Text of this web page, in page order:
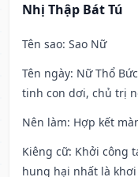
Nhị Thập Bát Tú
Tên sao: Sao Nữ
Tên ngày: Nữ Thổ
tinh con dơi, chủ trị
Nên làm: Hợp kết
Kiêng cữ: Khởi công
hung hại nhất là